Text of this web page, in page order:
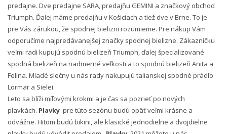
predajne. Dve predajne SARA, predajňu GEMINI a značkový obchod
Triumph. Ďalej máme predajňu v Košiciach a tiež dve v Brne. To je
pre Vás zárukou, že spodnej bielizni rozumieme. Pre nákup Vám
odporučíme najpredávanejšej značky spodnej bielizne. Zákazníčku
veľmi radi kupujú spodnú bielizeň Triumph, ďalej špecializované
spodná bielizeň na nadmerné veľkosti a to spodnú bielizeň Anita a
Felina. Mladé slečny u nás rady nakupujú talianskej spodné prádlo
Lormar a Sielei.
Leto sa blíži míľovými krokmi a je čas sa pozrieť po nových
plavkách. Plavky pre túto sezónu budú opäť veľmi krásne a
odvážne. Hitom budú bikini, ale klasické jednodielne a dvojdielne